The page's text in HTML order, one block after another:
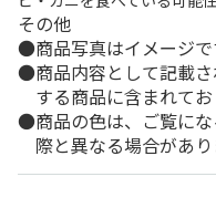
その他
商品写真はイメージで
商品内容として記載
する商品に含まれてお
商品の色は、ご覧に
際と異なる場合があり